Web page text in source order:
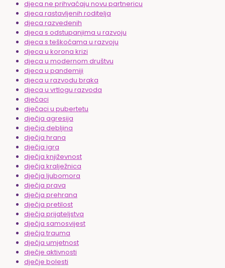
djeca ne prihvaćaju novu partnericu
djeca rastavljenih roditelja
djeca razvedenih
djeca s odstupanjima u razvoju
djeca s teškoćama u razvoju
djeca u korona krizi
djeca u modernom društvu
djeca u pandemiji
djeca u razvodu braka
djeca u vrtlogu razvoda
dječaci
dječaci u pubertetu
dječja agresija
dječja debljina
dječja hrana
dječja igra
dječja književnost
dječja kralježnica
dječja ljubomora
dječja prava
dječja prehrana
dječja pretilost
dječja prijateljstva
dječja samosvijest
dječja trauma
dječja umjetnost
dječje aktivnosti
dječje bolesti